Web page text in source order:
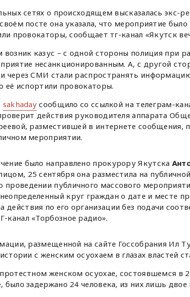
сетях о происходящем высказалась экс-
посте она указала, что мероприятие
провокаторы, сообщает тг-канал «Якутск
казус – с одной стороны полиция при
несанкционированным. А, с другой
через СМИ стали распространять
её испортили провокаторы.
sakhaday сообщило со ссылкой на телеграм-
действия руководителя аппарата
разместившей в интернете сообщения,
мероприятии.
было направлено прокурору Якутска
25 сентября она разместила на
проведении публичного массового
круг граждан о дате и месте
действия по его организации без подачи
канал «Торбозное радио».
размещенной на сайте Госсобрания Ил
с женским осуохаем в глазах властей
женском осуохае, состоявшемся в
было задержано 24 человека, из них лишь двое